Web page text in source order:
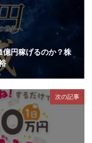
円稼げるのか？株
次の記事